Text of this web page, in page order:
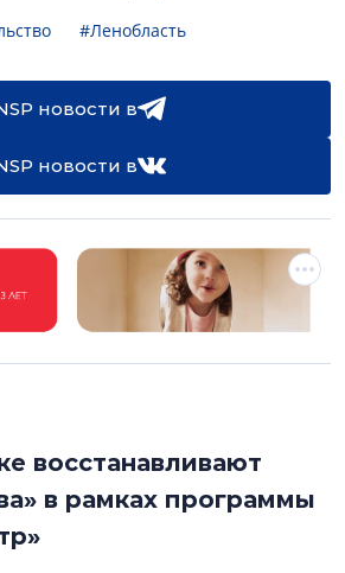
#Ленобласть
новости в
новости в
восстанавливают
в рамках программы